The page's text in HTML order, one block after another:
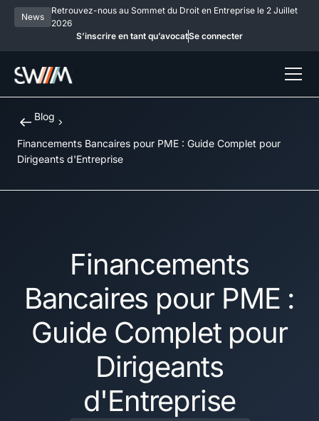
News
Retrouvez-nous au Sommet du Droit en Entreprise le 2 Juillet
2026
S’inscrire en tant qu’avocatSe connecter
Blog
Financements Bancaires pour PME : Guide Complet pour
Dirigeants d'Entreprise
Financements
Bancaires pour PME :
Guide Complet pour
Dirigeants
d'Entreprise